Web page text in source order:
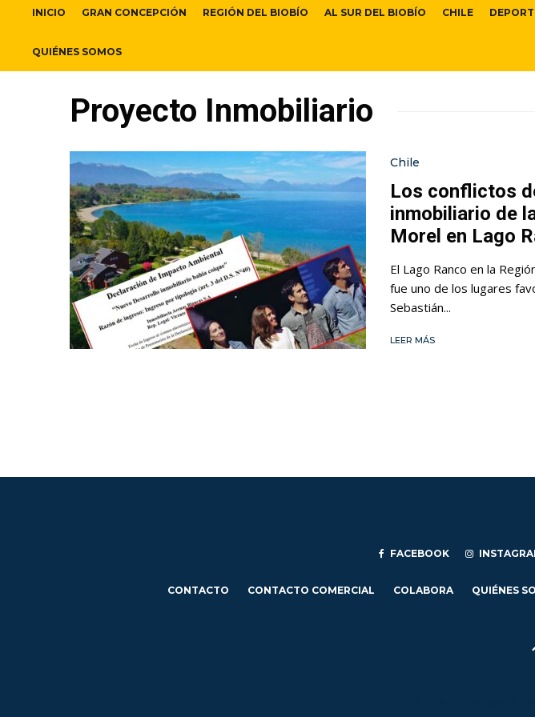
INICIO GRAN CONCEPCIÓN REGIÓN DEL BIOBÍO AL SUR DEL BIOBÍO CHILE
QUIÉNES SOMOS
Proyecto Inmobiliario
Chile
Los conflictos
inmobiliario de
Morel en Lago
El Lago Ranco en la
fue uno de los lugares
Sebastián...
LEER MÁS
FACEBOOK
CONTACTO CONTACTO COMERCIAL COLABORA QUIÉNES